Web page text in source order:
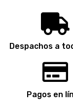
Despachos a
Pagos en